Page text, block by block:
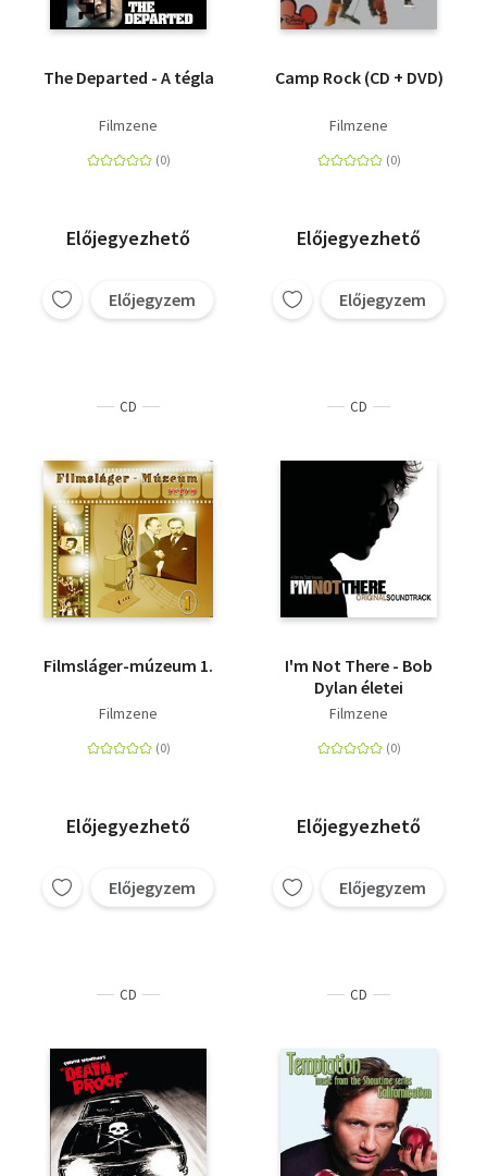
The Departed - A tégla
Filmzene
Előjegyezhető
Előjegyzem
Camp Rock (CD + DVD)
Filmzene
Előjegyezhető
Előjegyzem
CD
Filmsláger-múzeum 1.
Filmzene
Előjegyezhető
Előjegyzem
CD
I'm Not There - Bob
Dylan életei
Filmzene
Előjegyezhető
Előjegyzem
CD CD